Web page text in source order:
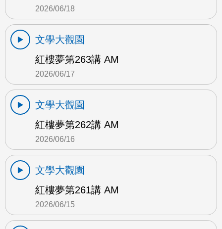
2026/06/18
文學大觀園
紅樓夢第263講 AM
2026/06/17
文學大觀園
紅樓夢第262講 AM
2026/06/16
文學大觀園
紅樓夢第261講 AM
2026/06/15